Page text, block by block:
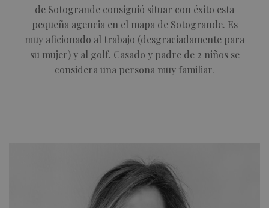
de Sotogrande consiguió situar con éxito esta
pequeña agencia en el mapa de Sotogrande. Es
muy aficionado al trabajo (desgraciadamente para
su mujer) y al golf. Casado y padre de 2 niños se
considera una persona muy familiar.